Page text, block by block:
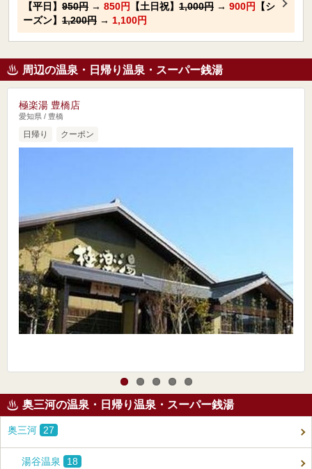
【平日】 950円 → 850円 【土日祝】 1,000円 → 900円
【シ
ーズン】 1,200円 → 1,100円
周辺の温泉・日帰り温泉・スーパー銭湯
極楽湯 豊橋店
愛知県 / 豊橋
日帰り クーポン
奥三河の温泉・日帰り温泉・スーパー銭湯
奥三河 27
湯谷温泉 18